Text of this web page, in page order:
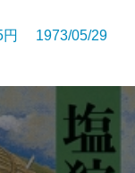
円 1973/05/29